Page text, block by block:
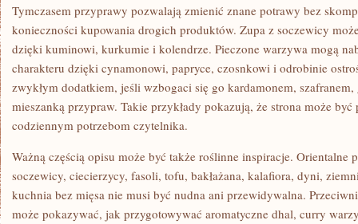
Tymczasem przyprawy pozwalają zmienić znane potrawy bez
konieczności kupowania drogich produktów. Zupa z soczewicy
dzięki kuminowi, kurkumie i kolendrze. Pieczone warzywa mogą
charakteru dzięki cynamonowi, papryce, czosnkowi i odrobinie
zwykłym dodatkiem, jeśli wzbogaci się go kardamonem,
mieszanką przypraw. Takie przykłady pokazują, że strona może
codziennym potrzebom czytelnika.
Ważną częścią opisu może być także roślinne inspiracje. Orientalne
soczewicy, ciecierzycy, fasoli, tofu, bakłażana, kalafiora, dyni,
kuchnia bez mięsa nie musi być nudna ani przewidywalna.
może pokazywać, jak przygotowywać aromatyczne dhal, curry